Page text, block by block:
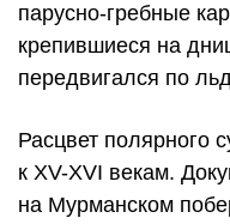
парусно-гребные
крепившиеся на
передвигался по
Расцвет полярного
к XV-XVI векам.
на Мурманском